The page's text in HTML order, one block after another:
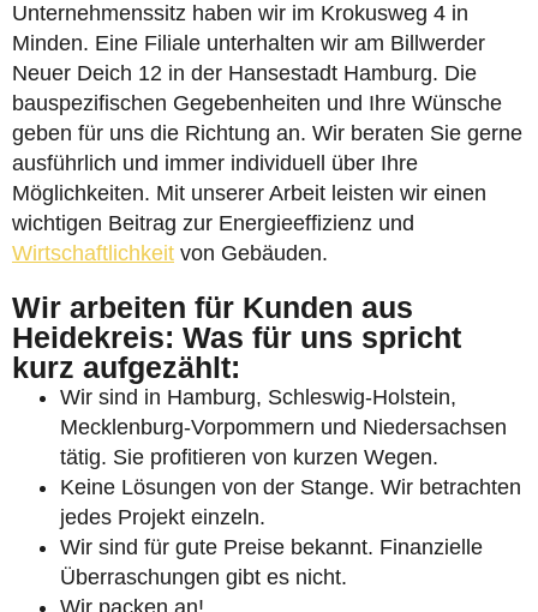
Unternehmenssitz haben wir im Krokusweg 4 in
Minden. Eine Filiale unterhalten wir am Billwerder
Neuer Deich 12 in der Hansestadt Hamburg. Die
bauspezifischen Gegebenheiten und Ihre Wünsche
geben für uns die Richtung an. Wir beraten Sie gerne
ausführlich und immer individuell über Ihre
Möglichkeiten. Mit unserer Arbeit leisten wir einen
wichtigen Beitrag zur Energieeffizienz und
Wirtschaftlichkeit von Gebäuden.
Wir arbeiten für Kunden aus
Heidekreis: Was für uns spricht
kurz aufgezählt:
Wir sind in Hamburg, Schleswig-Holstein,
Mecklenburg-Vorpommern und Niedersachsen
tätig. Sie profitieren von kurzen Wegen.
Keine Lösungen von der Stange. Wir betrachten
jedes Projekt einzeln.
Wir sind für gute Preise bekannt. Finanzielle
Überraschungen gibt es nicht.
Wir packen an!